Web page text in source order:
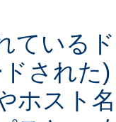
ている
された
ホスト